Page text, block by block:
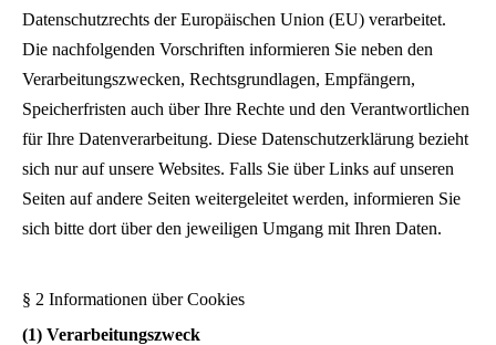
Datenschutzrechts der Europäischen Union (EU) verarbeitet.
Die nachfolgenden Vorschriften informieren Sie neben den
Verarbeitungszwecken, Rechtsgrundlagen, Empfängern,
Speicherfristen auch über Ihre Rechte und den Verantwortlichen
für Ihre Datenverarbeitung. Diese Datenschutzerklärung bezieht
sich nur auf unsere Websites. Falls Sie über Links auf unseren
Seiten auf andere Seiten weitergeleitet werden, informieren Sie
sich bitte dort über den jeweiligen Umgang mit Ihren Daten.
§ 2 Informationen über Cookies
(1) Verarbeitungszweck